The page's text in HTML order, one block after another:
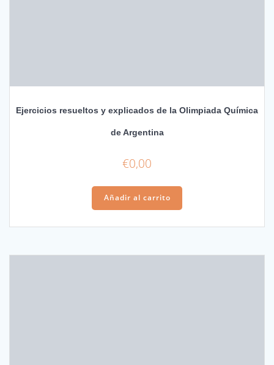
Ejercicios resueltos y explicados de la Olimpiada Química
de Argentina
€0,00
Añadir al carrito